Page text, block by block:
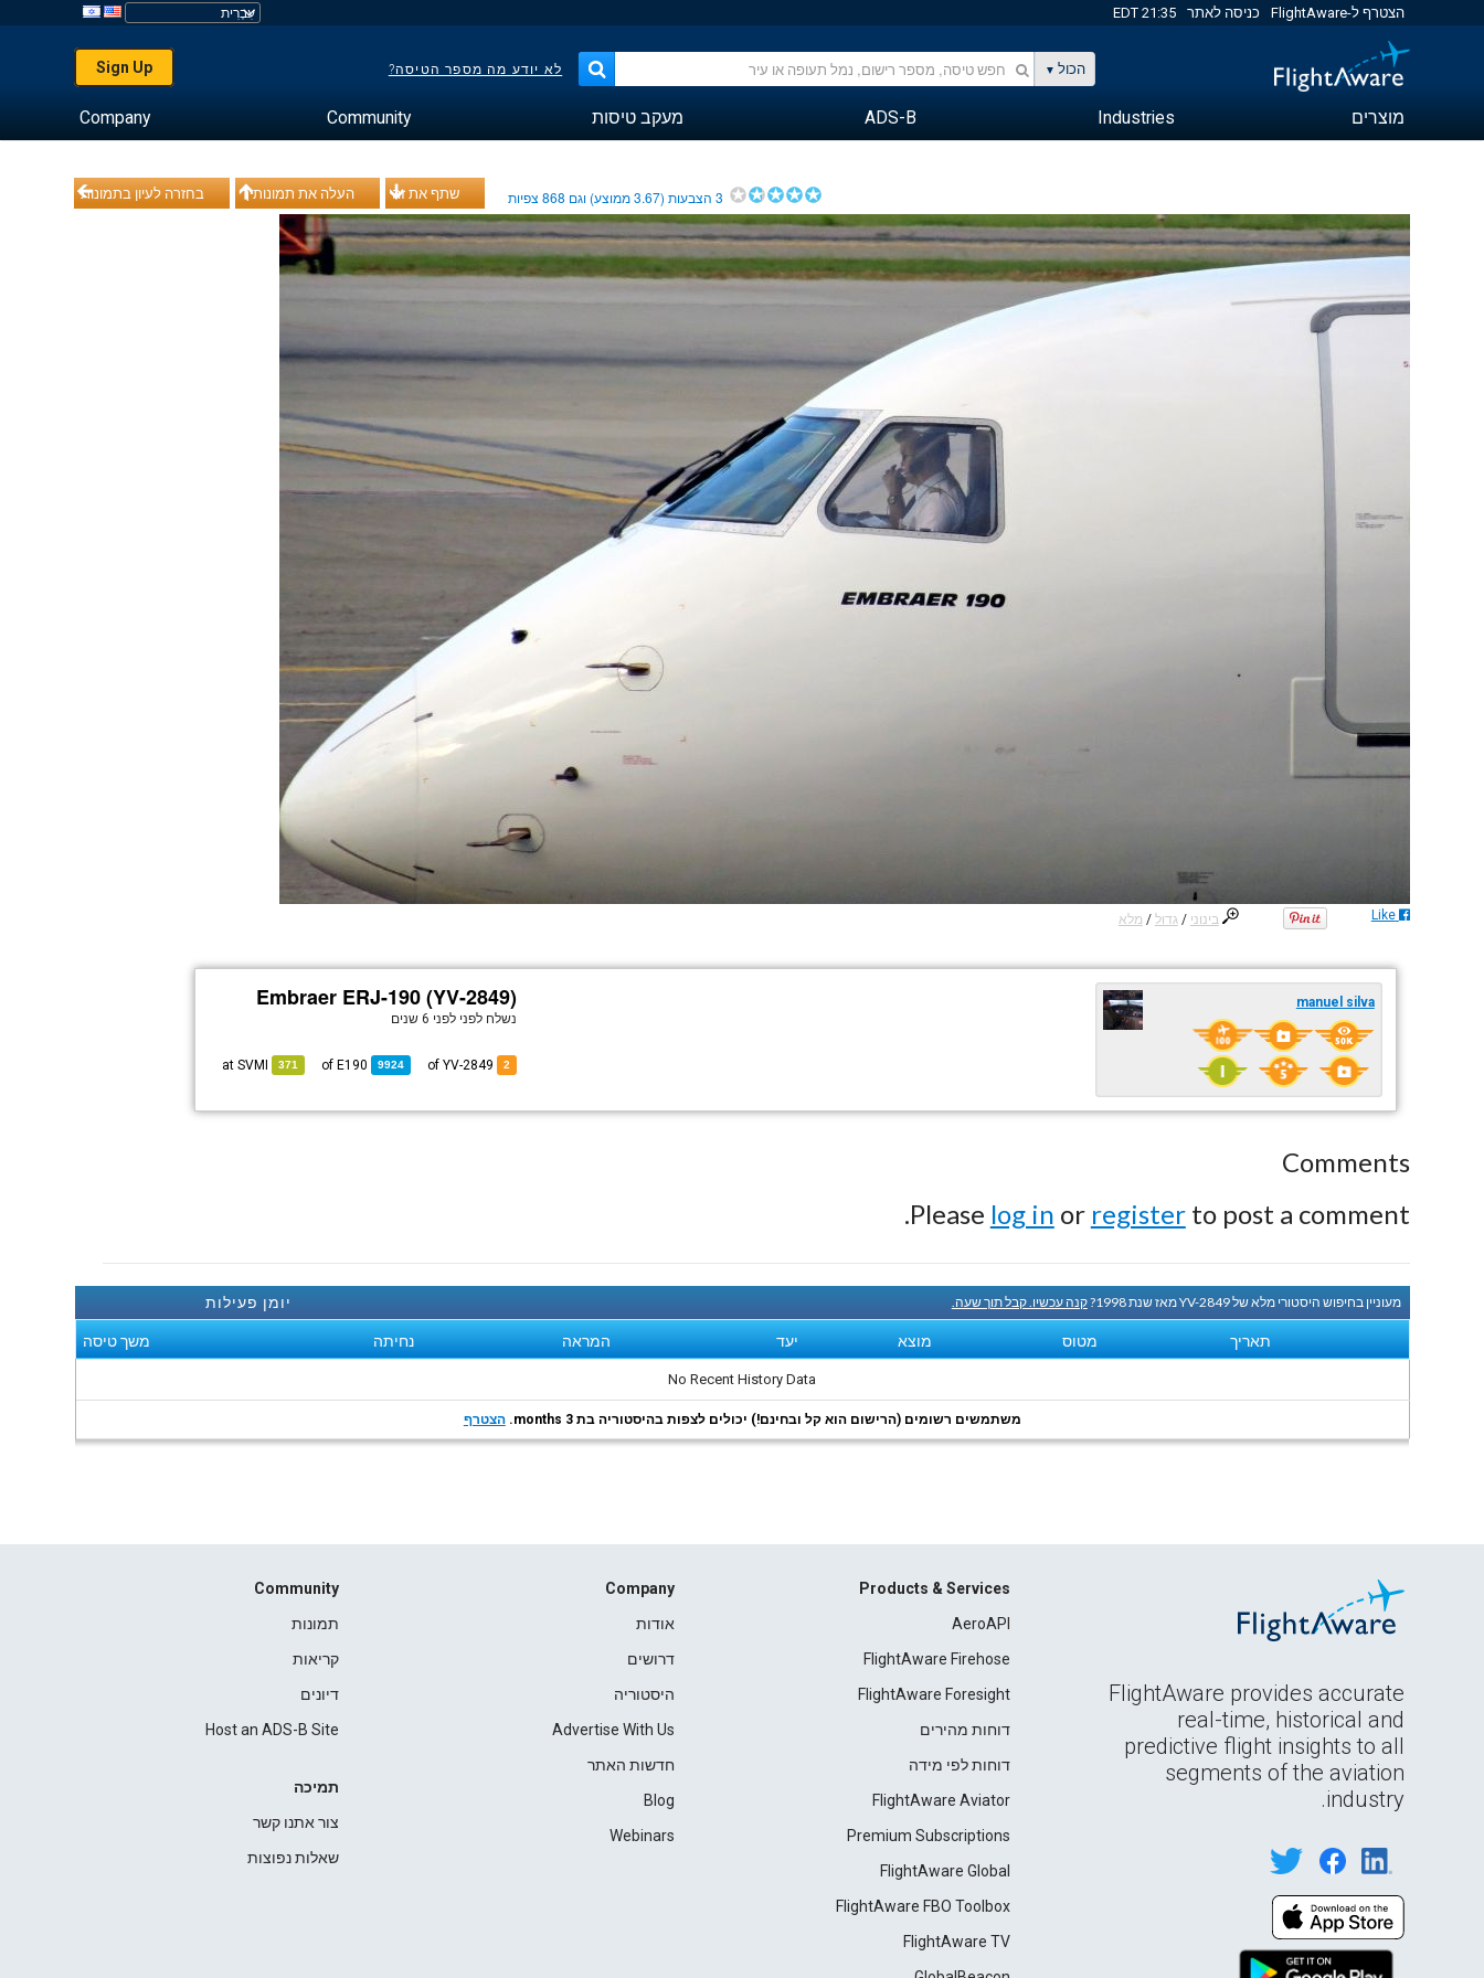
הצטרף ל-FlightAware כניסה לאתר 21:35 EDT
הכול לא יודע מה מספר הטיסה? Sign Up
מוצרים Industries
ADS-B מעקב טיסות Community
Company
בחזרה לעיון בתמונות העלה את תמונותיך שתף את זה 3הצבעות (3.67ממוצע) וגם 868צפיות
בינוני /גדול / מלא Like
Embraer ERJ-190 (YV-2849)
נשלח לפני לפני 6 שנים
2
9924
E190
371
SVMI
manuel silva
Comments
Please log in or registerto post a comment.
יומן פעילות מעוניין בחיפוש היסטורי מלא של YV-2849 מאז שנת 1998? קנה עכשיו. קבל תוך שעה.
תאריך מטוס מוצא יעד המראה נחיתה משך טיסה
No Recent History Data
משתמשים רשומים (הרישום הוא קל ובחינם!) יכולים לצפות בהיסטוריה בת 3 months. הצטרף
FlightAware provides accurate
real-time, historical and
predictive flight insights to all
segments of the aviation
industry.
Products & Services
AeroAPI
FlightAware Firehose
FlightAware Foresight
דוחות מהירים
דוחות לפי מידה
FlightAware Aviator
Premium Subscriptions
FlightAware Global
FlightAware FBO Toolbox
FlightAware TV
Company
אודות
דרושים
היסטוריה
Advertise With Us
חדשות האתר
Blog
Webinars
Community
תמונות
קריאות
דיונים
Host an ADS-B Site
תמיכה
צור אתנו קשר
שאלות נפוצות